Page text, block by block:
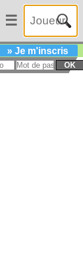
☰
» Je m'inscris
OK